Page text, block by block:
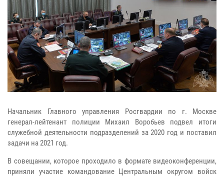
Начальник Главного управления Росгвардии по г. Москве
генерал-лейтенант полиции Михаил Воробьев подвел итоги
служебной деятельности подразделений за 2020 год и поставил
задачи на 2021 год.
В совещании, которое проходило в формате видеоконференции,
приняли участие командование Центральным округом войск